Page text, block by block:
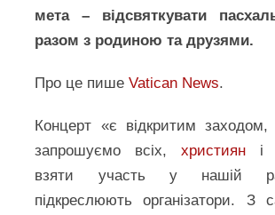
мета – відсвяткувати
разом з родиною та друзями.
Про це пишеVatican News.
Концерт «є відкритим
запрошуємо всіх, християн і
взяти участь у нашій
підкреслюють організатори. З